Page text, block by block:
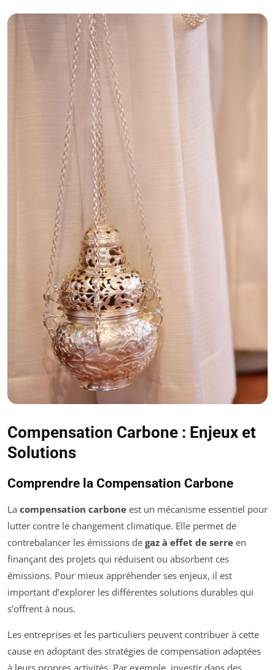
Compensation Carbone : Enjeux et
Solutions
Comprendre la Compensation Carbone
La compensation carbone est un mécanisme essentiel pour
lutter contre le changement climatique. Elle permet de
contrebalancer les émissions de gaz à effet de serre en
finançant des projets qui réduisent ou absorbent ces
émissions. Pour mieux appréhender ses enjeux, il est
important d’explorer les différentes solutions durables qui
s’offrent à nous.
Les entreprises et les particuliers peuvent contribuer à cette
cause en adoptant des stratégies de compensation adaptées
à leurs propres activités. Par exemple, investir dans des